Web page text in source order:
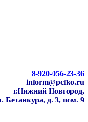
8-920-056-23-36
inform@pcfko.ru
г.Нижний Новгород,
Бетанкура, д. 3, пом. 9